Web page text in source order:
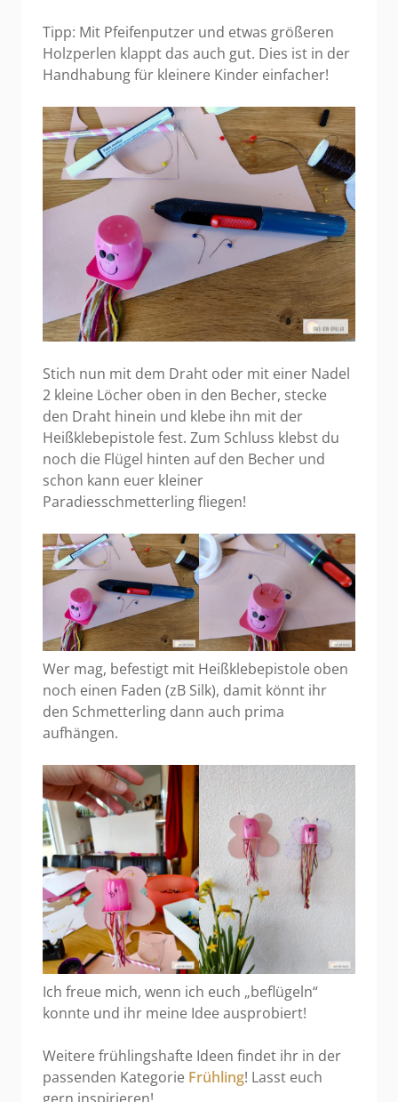
Tipp: Mit Pfeifenputzer und etwas größeren
Holzperlen klappt das auch gut. Dies ist in der
Handhabung für kleinere Kinder einfacher!
Stich nun mit dem Draht oder mit einer Nadel
2 kleine Löcher oben in den Becher, stecke
den Draht hinein und klebe ihn mit der
Heißklebepistole fest. Zum Schluss klebst du
noch die Flügel hinten auf den Becher und
schon kann euer kleiner
Paradiesschmetterling fliegen!
Wer mag, befestigt mit Heißklebepistole oben
noch einen Faden (zB Silk), damit könnt ihr
den Schmetterling dann auch prima
aufhängen.
Ich freue mich, wenn ich euch „beflügeln“
konnte und ihr meine Idee ausprobiert!
Weitere frühlingshafte Ideen findet ihr in der
passenden Kategorie Frühling! Lasst euch